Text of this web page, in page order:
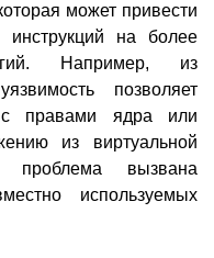
может привести
инструкций на более
Например, из
позволяет
с правами ядра или
из виртуальной
вызвана
используемых